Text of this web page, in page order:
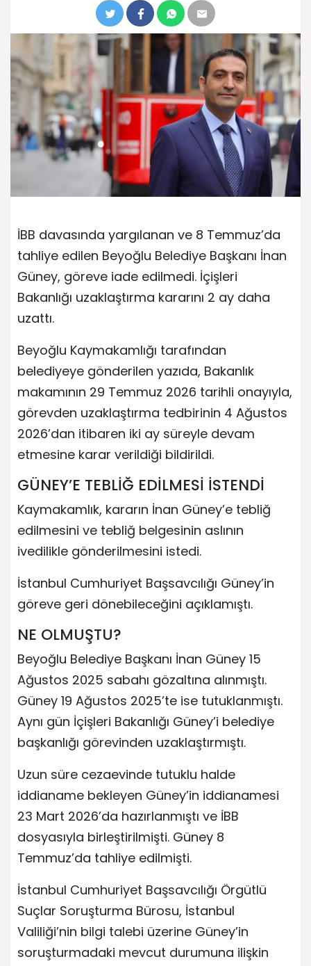
İBB davasında yargılanan ve 8 Temmuz’da
tahliye edilen Beyoğlu Belediye Başkanı İnan
Güney, göreve iade edilmedi. İçişleri
Bakanlığı uzaklaştırma kararını 2 ay daha
uzattı.
Beyoğlu Kaymakamlığı tarafından
belediyeye gönderilen yazıda, Bakanlık
makamının 29 Temmuz 2026 tarihli onayıyla,
görevden uzaklaştırma tedbirinin 4 Ağustos
2026’dan itibaren iki ay süreyle devam
etmesine karar verildiği bildirildi.
GÜNEY’E TEBLİĞ EDİLMESİ İSTENDİ
Kaymakamlık, kararın İnan Güney’e tebliğ
edilmesini ve tebliğ belgesinin aslının
ivedilikle gönderilmesini istedi.
İstanbul Cumhuriyet Başsavcılığı Güney’in
göreve geri dönebileceğini açıklamıştı.
NE OLMUŞTU?
Beyoğlu Belediye Başkanı İnan Güney 15
Ağustos 2025 sabahı gözaltına alınmıştı.
Güney 19 Ağustos 2025’te ise tutuklanmıştı.
Aynı gün İçişleri Bakanlığı Güney’i belediye
başkanlığı görevinden uzaklaştırmıştı.
Uzun süre cezaevinde tutuklu halde
iddianame bekleyen Güney’in iddianamesi
23 Mart 2026’da hazırlanmıştı ve İBB
dosyasıyla birleştirilmişti. Güney 8
Temmuz’da tahliye edilmişti.
İstanbul Cumhuriyet Başsavcılığı Örgütlü
Suçlar Soruşturma Bürosu, İstanbul
Valiliği’nin bilgi talebi üzerine Güney’in
soruşturmadaki mevcut durumuna ilişkin